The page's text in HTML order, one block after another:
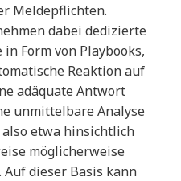
Meldepflichten.
dabei dedizierte
Form von Playbooks,
Reaktion auf
adäquate Antwort
unmittelbare Analyse
etwa hinsichtlich
möglicherweise
dieser Basis kann